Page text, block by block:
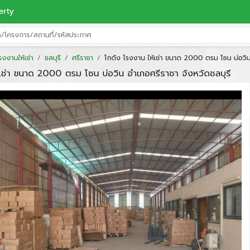
งานให้เช่า ชลบุรี ศรีราชา โกดัง โรงงาน ให้เช่า ขนาด 2000 ตรม โซน บ่อวิ
ช่า ขนาด 2000 ตรม โซน บ่อวิน อำเภอศรีราชา จังหวัดชลบุรี